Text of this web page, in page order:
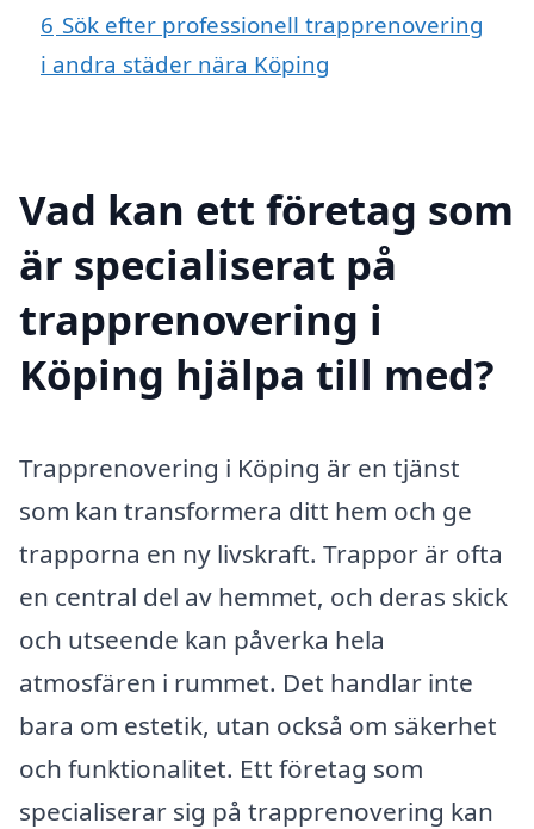
6 Sök efter professionell trapprenovering
i andra städer nära Köping
Vad kan ett företag som
är specialiserat på
trapprenovering i
Köping hjälpa till med?
Trapprenovering i Köping är en tjänst
som kan transformera ditt hem och ge
trapporna en ny livskraft. Trappor är ofta
en central del av hemmet, och deras skick
och utseende kan påverka hela
atmosfären i rummet. Det handlar inte
bara om estetik, utan också om säkerhet
och funktionalitet. Ett företag som
specialiserar sig på trapprenovering kan